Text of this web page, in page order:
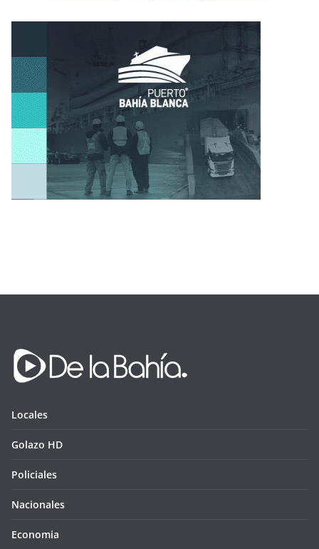
Locales
Golazo HD
Policiales
Nacionales
Economia